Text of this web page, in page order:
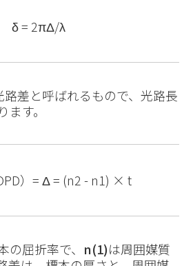
δ = 2πΔ/λ
差と呼ばれるもので、光路長
す。
）= Δ = (n2 - n1) × t
の屈折率で、 n(1)は周囲媒質